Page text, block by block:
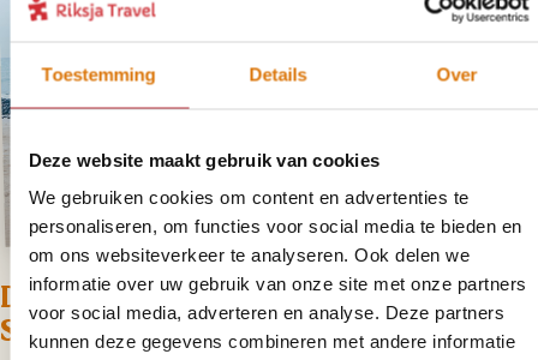
Toestemming Details Over
Deze website maakt gebruik van cookies
We gebruiken cookies om content en advertenties te
personaliseren, om functies voor social media te bieden en
om ons websiteverkeer te analyseren. Ook delen we
informatie over uw gebruik van onze site met onze partners
voor social media, adverteren en analyse. Deze partners
kunnen deze gegevens combineren met andere informatie
Dag 8 – Via São Vicente naar
Santiago